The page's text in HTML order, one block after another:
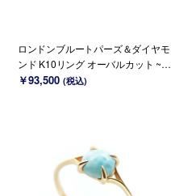
ロンドンブルートパーズ＆ダイヤモ
ンド K10リング オーバルカット ~El
lo Ulmia~ 11月誕生石(K18/PT変更
￥93,500 (税込)